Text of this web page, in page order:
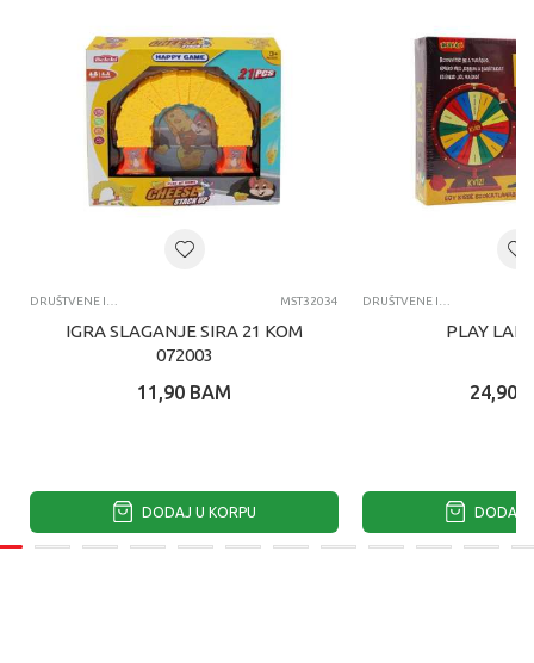
DRUŠTVENE IGRE MST32034
IGRA SLAGANJE SIRA 21 KOM
072003
11,90 BAM
DODAJ U KORPU
DRUŠTVENE IGRE
PLAY
24,90
DODAJ